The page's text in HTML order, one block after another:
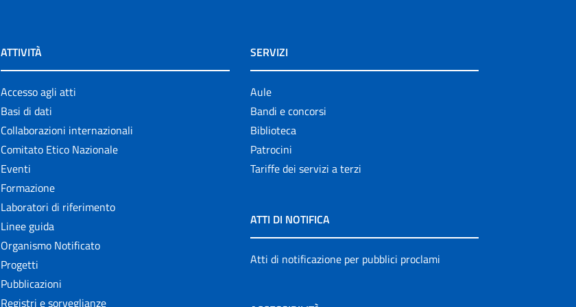
ATTIVITÀ
Accesso agli atti
Basi di dati
Collaborazioni internazionali
Comitato Etico Nazionale
Eventi
Formazione
Laboratori di riferimento
Linee guida
Organismo Notificato
Progetti
Pubblicazioni
Registri e sorveglianze
SERVIZI
Aule
Bandi e concorsi
Biblioteca
Patrocini
Tariffe dei servizi a terzi
ATTI DI NOTIFICA
Atti di notificazione per pubblici proclami